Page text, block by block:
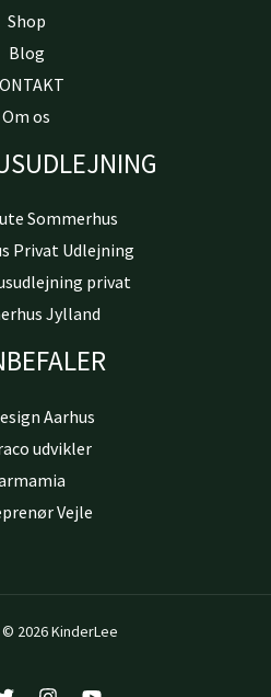
Shop
Blog
Om os
Sommerhus
Privat Udlejning
privat
Jylland
Aarhus
udvikler
Vejle
2026 KinderLee